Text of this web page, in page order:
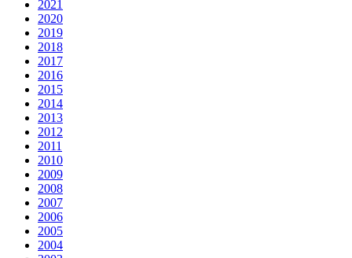
2021
2020
2019
2018
2017
2016
2015
2014
2013
2012
2011
2010
2009
2008
2007
2006
2005
2004